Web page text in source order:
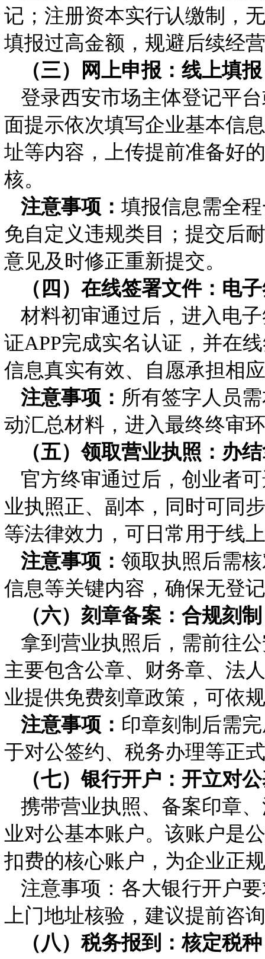
记；注册资本实行认缴制，
填报过高金额，规避后续经
（三）网上申报：线上填
登录西安市场主体登记平
面提示依次填写企业基本信
址等内容，上传提前准备好
核。
注意事项： 填报信息需全
免自定义违规类目；提交后
意见及时修正重新提交。
（四）在线签署文件：电
材料初审通过后，进入电
证APP完成实名认证，并在
信息真实有效、自愿承担相
注意事项： 所有签字人员
动汇总材料，进入最终终审
（五）领取营业执照：办
官方终审通过后，创业者
业执照正、副本，同时可同
等法律效力，可日常用于线
注意事项： 领取执照后需
信息等关键内容，确保无登
（六）刻章备案：合规刻
拿到营业执照后，需前往
主要包含公章、财务章、法
业提供免费刻章政策，可依
注意事项： 印章刻制后需
于对公签约、税务办理等正
（七）银行开户：开立对
携带营业执照、备案印章
业对公基本账户。该账户是
扣费的核心账户，为企业正
注意事项：各大银行开户
上门地址核验，建议提前咨
（八）税务报到：核定税